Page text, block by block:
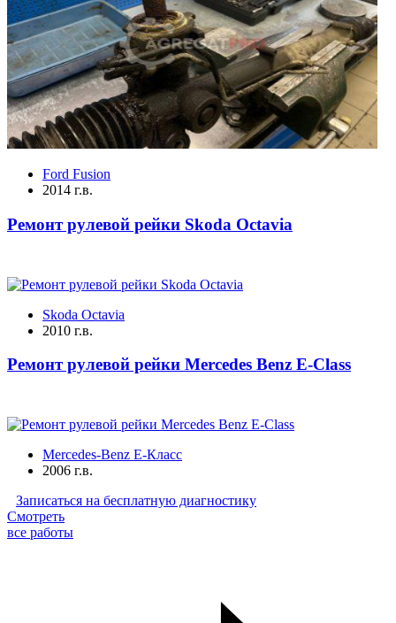
Ford Fusion
2014 г.в.
Ремонт рулевой рейки Skoda Octavia
Skoda Octavia
2010 г.в.
Ремонт рулевой рейки Mercedes Benz E-Class
Mercedes-Benz E-Класс
2006 г.в.
Записаться на бесплатную диагностику
Смотреть
все работы